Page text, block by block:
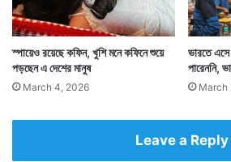
বিক্রেতার দাবি, ভারতে এমন অমলেট
মানুষের দেখা হয়ে গেছে। এখনও
স্পায়েও রয়েছে কফিন, খুশি মনে কফিনে শুয়ে
পড়ছেন এ দেশের মানুষ
March 4, 2026
ভারতে
পারেননি,
March
Leave a Reply